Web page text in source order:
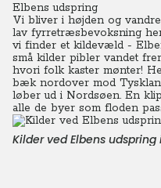
Elbens udspring
Vi bliver i højden og
lav fyrretræsbevoksning
vi finder et kildevæld -
små kilder pibler vandet
hvori folk kaster mønter!
bæk nordover mod
løber ud i Nordsøen. En
alle de byer som floden
Kilder ved Elbens